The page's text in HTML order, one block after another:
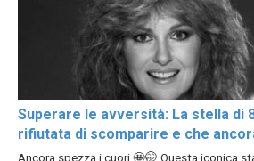
Superare le avversità: La stella di
rifiutata di scomparire e che
Ancora spezza i cuori 🤩🤭 Questa iconica